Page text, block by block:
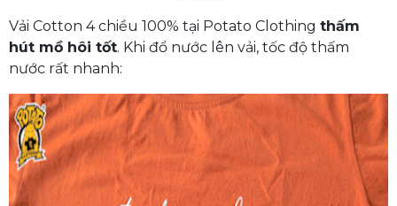
Vải Cotton 4 chiều 100% tại Potato Clothing thấm
hút mồ hôi tốt. Khi đổ nước lên vải, tốc độ thấm
nước rất nhanh: